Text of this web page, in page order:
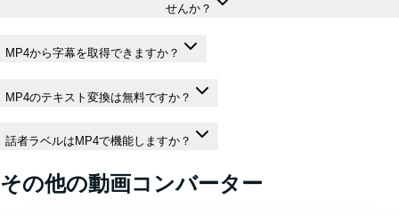
せんか？
MP4から字幕を取得できますか？
MP4のテキスト変換は無料ですか？
話者ラベルはMP4で機能しますか？
その他の動画コンバーター